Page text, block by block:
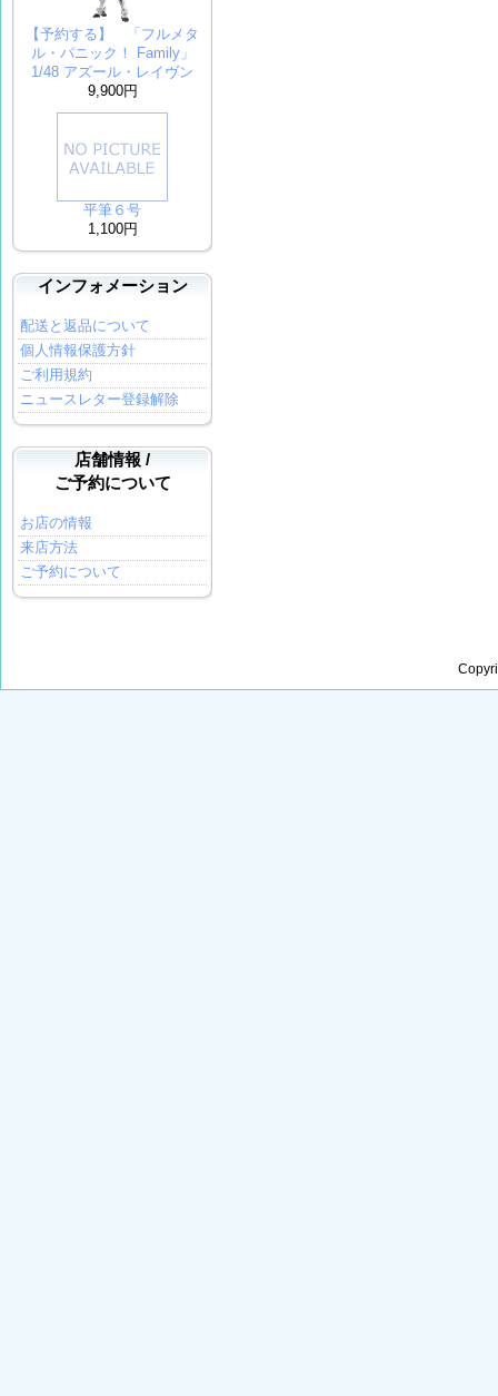
【予約する】 「フルメタ
ル・パニック！ Family」
1/48 アズール・レイヴン
9,900円
平筆６号
1,100円
インフォメーション
配送と返品について
個人情報保護方針
ご利用規約
ニュースレター登録解除
店舗情報 /
ご予約について
お店の情報
来店方法
ご予約について